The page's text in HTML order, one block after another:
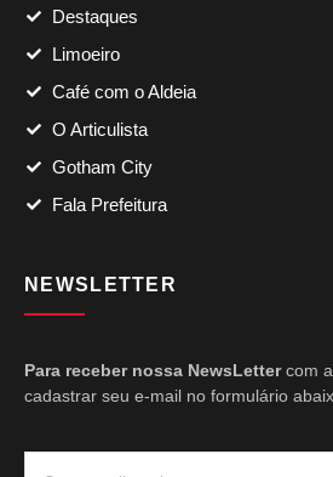
Destaques
Limoeiro
Café com o Aldeia
O Articulista
Gotham City
Fala Prefeitura
NEWSLETTER
Para receber nossa NewsLettercom
cadastrar seu e-mail no formulário